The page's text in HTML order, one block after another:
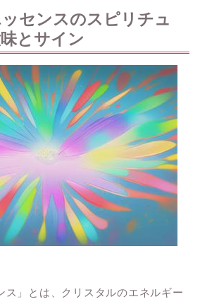
センスのスピリチュ
とサイン
ス」とは、クリスタルのエネルギー